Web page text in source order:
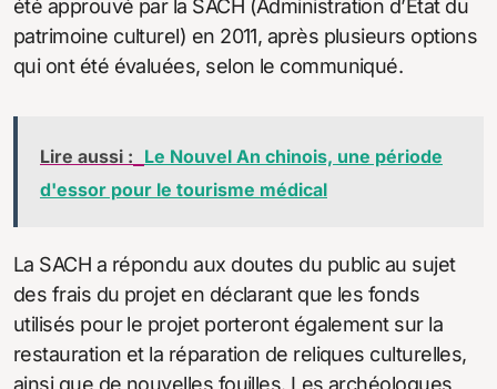
été approuvé par la SACH (Administration d’Etat du
patrimoine culturel) en 2011, après plusieurs options
qui ont été évaluées, selon le communiqué.
Lire aussi : Le Nouvel An chinois, une période
d'essor pour le tourisme médical
La SACH a répondu aux doutes du public au sujet
des frais du projet en déclarant que les fonds
utilisés pour le projet porteront également sur la
restauration et la réparation de reliques culturelles,